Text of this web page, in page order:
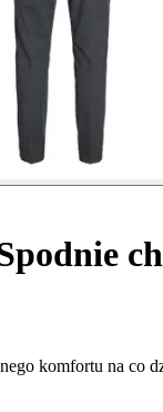
komfortu na co